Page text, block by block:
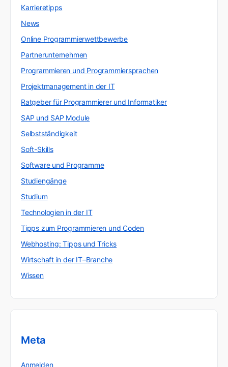
Karrieretipps
News
Online Programmierwettbewerbe
Partnerunternehmen
Programmieren und Programmiersprachen
Projektmanagement in der IT
Ratgeber für Programmierer und Informatiker
SAP und SAP Module
Selbstständigkeit
Soft-Skills
Software und Programme
Studiengänge
Studium
Technologien in der IT
Tipps zum Programmieren und Coden
Webhosting: Tipps und Tricks
Wirtschaft in der IT–Branche
Wissen
Meta
Anmelden